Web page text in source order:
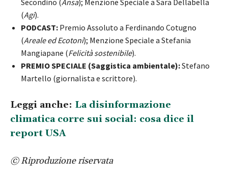
(Agi).
PODCAST: Premio Assoluto a Ferdinando Cotugno
(Areale ed Ecotoni); Menzione Speciale a Stefania
Mangiapane (Felicità sostenibile).
PREMIO SPECIALE (Saggistica ambientale):Stefano
Martello (giornalista e scrittore).
Leggi anche: La disinformazione
climatica corre sui social: cosa dice il
report USA
© Riproduzione riservata